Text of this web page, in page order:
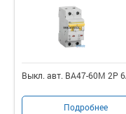
Выкл. авт. ВА47-60M 2Р
Подробнее